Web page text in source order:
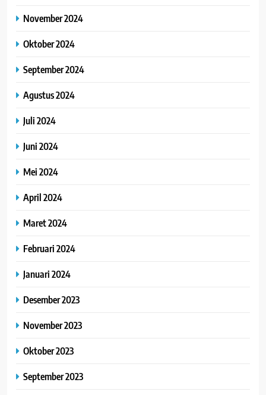
November 2024
Oktober 2024
September 2024
Agustus 2024
Juli 2024
Juni 2024
Mei 2024
April 2024
Maret 2024
Februari 2024
Januari 2024
Desember 2023
November 2023
Oktober 2023
September 2023